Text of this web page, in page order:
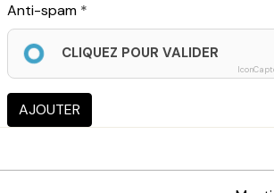
Anti-spam
CLIQUEZ POUR VALIDER
AJOUTER